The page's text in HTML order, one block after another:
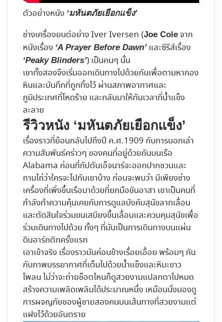
ตัวอย่างหนัง ‘มหันตภัยเยือกแข็ง’
ช่างเครื่องยนต์อย่าง Iver Iversen (Joe Cole จาก
หนังเรื่อง ‘A Prayer Before Dawn’ และซีรีส์เรื่อง
‘Peaky Blinders’) เป็นคนๆ นั้น
เขาทั้งสองจึงเริ่มออกเดินทางไปด้วยกันเพื่อตามหากอง
หินและบันทึกที่ถูกทิ้งไว้ ผ่านสภาพอากาศและ
ภูมิประเทศที่โหดร้าย และกลับมาให้ทันเวลาที่น้ำแข็ง
ละลาย
รีวิวหนัง ‘มหันตภัยเยือกแข็ง’
เรื่องราวที่ย้อนกลับไปถึงปี ค.ศ.1909 กับการบอกเล่า
ความสัมพันธ์คร่าวๆ ของคนที่อยู่ด้วยกันบนเรือ
Alabama ก่อนที่กัปตันเอ็จนาร์จะออกปากชวนและ
ถามไถ่ว่าใครจะไปกับเขาบ้าง ก่อนจะพบว่า มีเพียงช่าง
เครื่องที่เพิ่งขึ้นเรือมาด้วยที่ยกมือขันอาสา เขาเป็นคนที่
กำลังทำความคุ้นเคยกับการดูแลบังคับสุนัขลากเลื่อน
และตัดสินใจร่วมขนเสบียงขึ้นเลื่อนและควบคุมสุนัขเพื่อ
ร่วมเดินทางไปด้วย ทั้งๆ ที่มันเป็นการเดินทางบนแผ่น
ดินอาร์กติกครั้งแรก
เอาเข้าจริง เรื่องราวมันค่อนข้างเรื่อยเอื่อย พร้อมๆ กัน
กับภาพบรรยากาศที่เต็มไปด้วยน้ำแข็งและหิมะขาว
โพลน ไม่ว่าจะถ่ายช็อตไหนก็ดูสวยงามแปลกตาไปหมด
สร้างความเพลิดเพลินได้ประมาณหนึ่ง เหมือนนั่งมองดู
การผจญภัยของผู้ชายสองคนบนเส้นทางที่สวยงามแต่
แฝงไว้ด้วยอันตราย